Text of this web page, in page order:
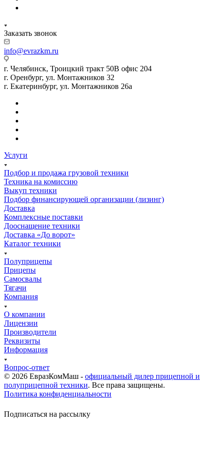
Заказать звонок
info@evrazkm.ru
г. Челябинск, Троицкий тракт 50В офис 204
г. Оренбург, ул. Монтажников 32
г. Екатеринбург, ул. Монтажников 26а
Услуги
Подбор и продажа грузовой техники
Техника на комиссию
Выкуп техники
Подбор финансирующей организации (лизинг)
Доставка
Комплексные поставки
Дооснащение техники
Доставка «До ворот»
Каталог техники
Полуприцепы
Прицепы
Самосвалы
Тягачи
Компания
О компании
Лицензии
Производители
Реквизиты
Информация
Вопрос-ответ
© 2026 ЕвразКомМаш - официальный дилер прицепной и
полуприцепной техники. Все права защищены.
Политика конфиденциальности
Подписаться на рассылку